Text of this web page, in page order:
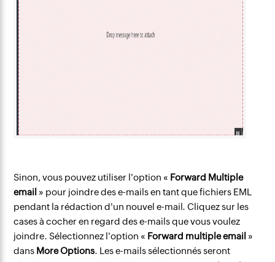
Sinon, vous pouvez utiliser l'option « Forward Multiple
email » pour joindre des e-mails en tant que fichiers EML
pendant la rédaction d'un nouvel e-mail. Cliquez sur les
cases à cocher en regard des e-mails que vous voulez
joindre. Sélectionnez l'option « Forward multiple email »
dans More Options. Les e-mails sélectionnés seront